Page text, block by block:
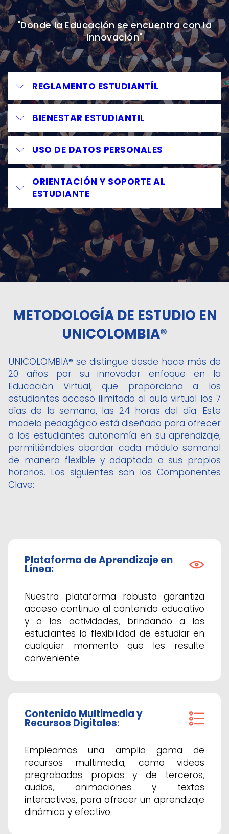
"Donde la Educación se encuentra con la
Innovación"
REGLAMENTO ESTUDIANTÍL
BIENESTAR ESTUDIANTIL
USO DE DATOS PERSONALES
ORIENTACIÓN Y SOPORTE AL
ESTUDIANTE
METODOLOGÍA DE ESTUDIO EN
UNICOLOMBIA®
UNICOLOMBIA® se distingue desde hace más de
20 años por su innovador enfoque en la
Educación Virtual, que proporciona a los
estudiantes acceso ilimitado al aula virtual los 7
días de la semana, las 24 horas del día. Este
modelo pedagógico está diseñado para ofrecer
a los estudiantes autonomía en su aprendizaje,
permitiéndoles abordar cada módulo semanal
de manera flexible y adaptada a sus propios
horarios. Los siguientes son los Componentes
Clave:
Plataforma de Aprendizaje en
Línea:
Nuestra plataforma robusta garantiza
acceso continuo al contenido educativo
y a las actividades, brindando a los
estudiantes la flexibilidad de estudiar en
cualquier momento que les resulte
conveniente.
Contenido Multimedia y
Recursos Digitales:
Empleamos una amplia gama de
recursos multimedia, como videos
pregrabados propios y de terceros,
audios, animaciones y textos
interactivos, para ofrecer un aprendizaje
dinámico y efectivo.